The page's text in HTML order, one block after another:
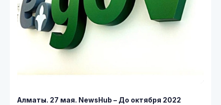
Алматы. 27 мая. NewsHub – До октября 2022